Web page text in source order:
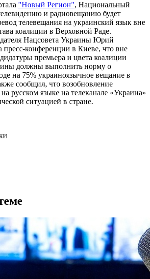
"Новый Регион", Национальный
и радиовещанию будет
телевещания на украинский язык вне
коалиции в Верховной Раде.
Нацсовета Украины Юрий
пресс-конференции в Киеве, что вне
премьера и цвета коалиции
должны выполнить норму о
на 75% украиноязычное вещание в
сообщил, что возобновление
русском языке на телеканале «Украина»
ситуацией в стране.